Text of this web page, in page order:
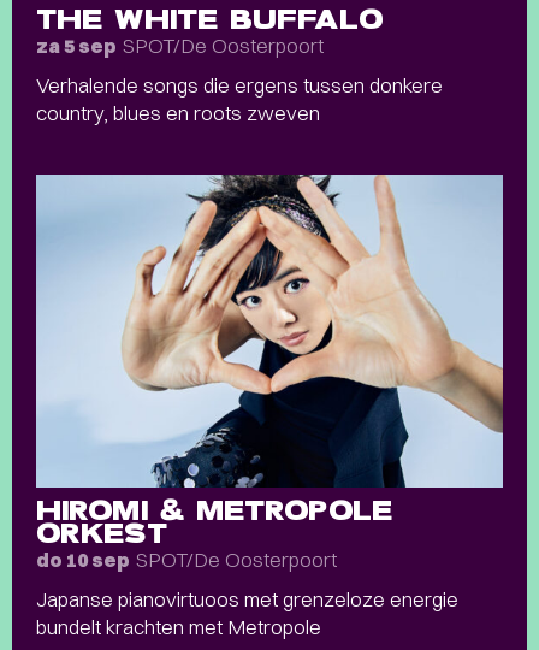
THE WHITE BUFFALO
za 5 sep SPOT/De Oosterpoort
Verhalende songs die ergens tussen donkere
country, blues en roots zweven
HIROMI & METROPOLE
ORKEST
do 10 sep SPOT/De Oosterpoort
Japanse pianovirtuoos met grenzeloze energie
bundelt krachten met Metropole